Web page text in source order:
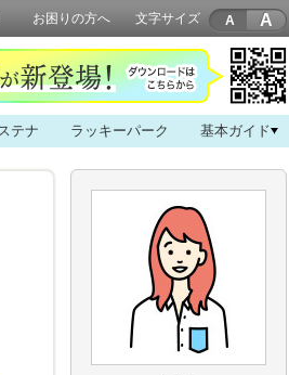
お困りの方へ 文字サイズ A
テナ ラッキーパーク 基本ガイド